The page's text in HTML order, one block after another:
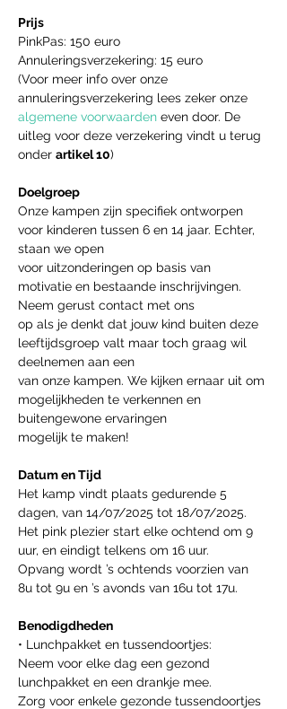
Prijs
PinkPas: 150 euro
Annuleringsverzekering: 15 euro
(Voor meer info over onze
annuleringsverzekering lees zeker onze
algemene voorwaarden even door. De
uitleg voor deze verzekering vindt u terug
onder artikel 10)
Doelgroep
Onze kampen zijn specifiek ontworpen
voor kinderen tussen 6 en 14 jaar. Echter,
staan we open
voor uitzonderingen op basis van
motivatie en bestaande inschrijvingen.
Neem gerust contact met ons
op als je denkt dat jouw kind buiten deze
leeftijdsgroep valt maar toch graag wil
deelnemen aan een
van onze kampen. We kijken ernaar uit om
mogelijkheden te verkennen en
buitengewone ervaringen
mogelijk te maken!
Datum en Tijd
Het kamp vindt plaats gedurende 5
dagen, van 14/07/2025 tot 18/07/2025.
Het pink plezier start elke ochtend om 9
uur, en eindigt telkens om 16 uur.
Opvang wordt ’s ochtends voorzien van
8u tot 9u en ’s avonds van 16u tot 17u.
Benodigdheden
• Lunchpakket en tussendoortjes:
Neem voor elke dag een gezond
lunchpakket en een drankje mee.
Zorg voor enkele gezonde tussendoortjes